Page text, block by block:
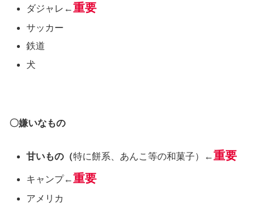
ダジャレ←重要
サッカー
鉄道
犬
〇嫌いなもの
甘いもの（特に餅系、あんこ等の和菓子）←重要
キャンプ←重要
アメリカ